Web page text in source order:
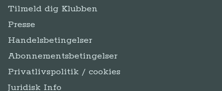
Tilmeld dig Klubben
Presse
Handelsbetingelser
Abonnementsbetingelser
Privatlivspolitik / cookies
Juridisk Info